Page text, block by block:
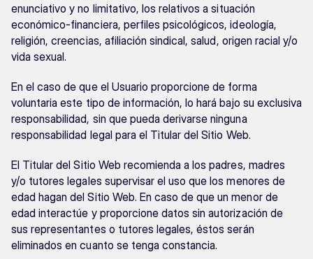
enunciativo y no limitativo, los relativos a situación
económico-financiera, perfiles psicológicos, ideología,
religión, creencias, afiliación sindical, salud, origen racial y/o
vida sexual.
En el caso de que el Usuario proporcione de forma
voluntaria este tipo de información, lo hará bajo su exclusiva
responsabilidad, sin que pueda derivarse ninguna
responsabilidad legal para el Titular del Sitio Web.
El Titular del Sitio Web recomienda a los padres, madres
y/o tutores legales supervisar el uso que los menores de
edad hagan del Sitio Web. En caso de que un menor de
edad interactúe y proporcione datos sin autorización de
sus representantes o tutores legales, éstos serán
eliminados en cuanto se tenga constancia.